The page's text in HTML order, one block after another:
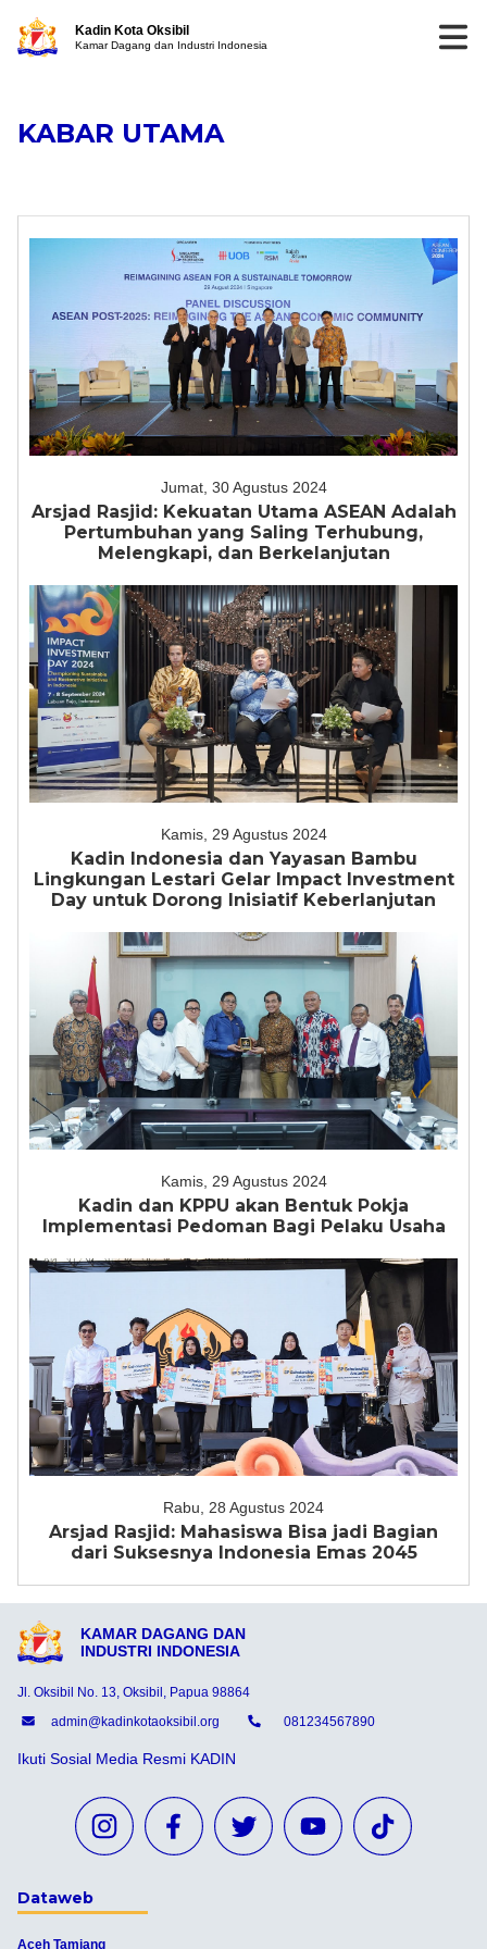
Kadin Kota Oksibil
Kamar Dagang dan Industri Indonesia
KABAR UTAMA
Jumat, 30 Agustus 2024
Arsjad Rasjid: Kekuatan Utama ASEAN Adalah
Pertumbuhan yang Saling Terhubung,
Melengkapi, dan Berkelanjutan
Kamis, 29 Agustus 2024
Kadin Indonesia dan Yayasan Bambu
Lingkungan Lestari Gelar Impact Investment
Day untuk Dorong Inisiatif Keberlanjutan
Kamis, 29 Agustus 2024
Kadin dan KPPU akan Bentuk Pokja
Implementasi Pedoman Bagi Pelaku Usaha
Rabu, 28 Agustus 2024
Arsjad Rasjid: Mahasiswa Bisa jadi Bagian
dari Suksesnya Indonesia Emas 2045
KAMAR DAGANG DAN
INDUSTRI INDONESIA
Jl. Oksibil No. 13, Oksibil, Papua 98864
admin@kadinkotaoksibil.org
081234567890
Ikuti Sosial Media Resmi KADIN
Dataweb
Aceh Tamiang